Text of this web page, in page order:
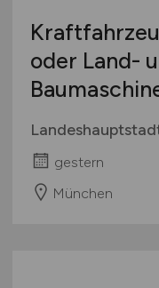
oder Land-
gestern
München